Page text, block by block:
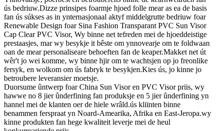
ús bedriuw.Dizze prinsipes foarmje hjoed folle mear as ea de basis
fan ús súkses as in ynternasjonaal aktyf middelgrutte bedriuw foar
Renewable Design foar Sina Fashion Transparant PVC Sun Visor
Cap Clear PVC Visor, Wy binne net tefreden mei de hjoeddeistige
prestaasjes, mar wy besykje it bêste om ynnovearje om te foldwaan
oan de mear personaliseare behoeften fan de keaper.Makket net út
wêr't jo wei komme, wy binne hjir om te wachtsjen op jo freonlike
fersyk, en wolkom om ús fabryk te besykjen.Kies ús, jo kinne jo
betroubere leveransier moetsje.
Duorsume ûntwerp foar China Sun Visor en PVC Visor priis, wy
hawwe no 8 jier ûnderfining fan produksje en 5 jier ûnderfining yn
hannel mei de klanten oer de hiele wrâld.ús kliïnten binne
benammen ferspraat yn Noard-Amearika, Afrika en East-Jeropa.wy
kinne produkten fan hege kwaliteit leverje mei de heul